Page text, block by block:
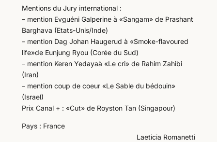
Mentions du Jury international :
– mention Evguéni Galperine à «Sangam» de Prashant
Barghava (Etats-Unis/Inde)
– mention Dag Johan Haugerud à «Smoke-flavoured
life»de Eunjung Ryou (Corée du Sud)
– mention Keren Yedayaà «Le cri» de Rahim Zahibi
(Iran)
– mention coup de coeur «Le Sable du bédouin»
(Israel)
Prix Canal + : «Cut» de Royston Tan (Singapour)
Pays : France
Laeticia Romanetti